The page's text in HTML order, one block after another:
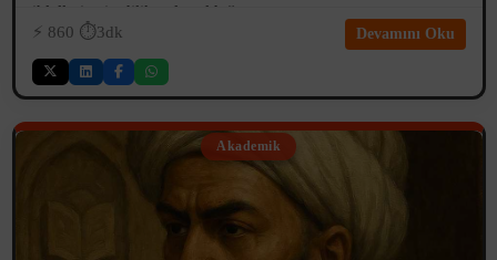
ihlallerin şimdilik neler olduğ...
⚡️ 860 ⏱️3dk Devamını Oku
Akademik